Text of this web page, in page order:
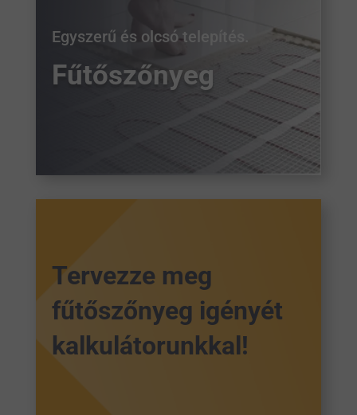
Egyszerű és olcsó telepítés.
Fűtőszőnyeg
Tervezze meg
fűtőszőnyeg igényét
kalkulátorunkkal!